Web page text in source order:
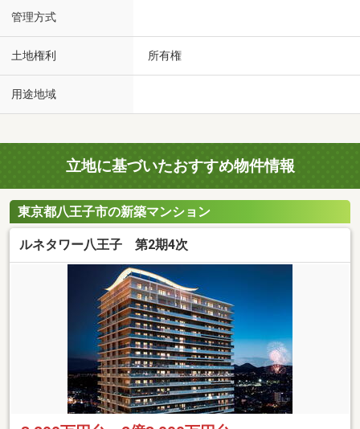
管理方式
土地権利 所有権
用途地域
立地に基づいたおすすめ物件情報
東京都八王子市の新築マンション
ルネタワー八王子 第2期4次